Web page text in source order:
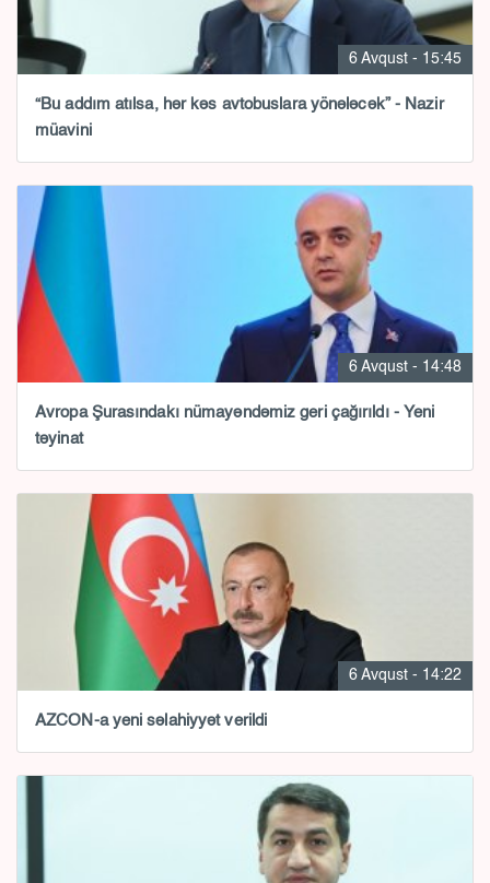
6 Avqust - 15:45
“Bu addım atılsa, hər kəs avtobuslara yönələcək” - Nazir
müavini
6 Avqust - 14:48
Avropa Şurasındakı nümayəndəmiz geri çağırıldı - Yeni
təyinat
6 Avqust - 14:22
AZCON-a yeni səlahiyyət verildi